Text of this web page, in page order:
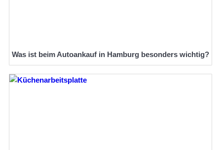
Was ist beim Autoankauf in Hamburg besonders wichtig?